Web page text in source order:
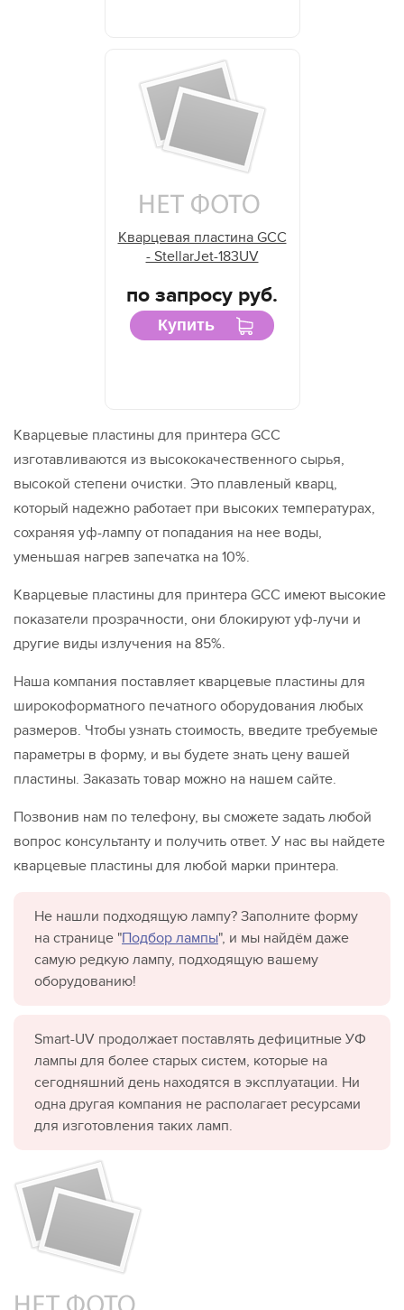
Кварцевая пластина GCC
- StellarJet-183UV
по запросу руб.
Купить
Кварцевые пластины для принтера GCC
изготавливаются из высококачественного сырья,
высокой степени очистки. Это плавленый кварц,
который надежно работает при высоких температурах,
сохраняя уф-лампу от попадания на нее воды,
уменьшая нагрев запечатка на 10%.
Кварцевые пластины для принтера GCC имеют высокие
показатели прозрачности, они блокируют уф-лучи и
другие виды излучения на 85%.
Наша компания поставляет кварцевые пластины для
широкоформатного печатного оборудования любых
размеров. Чтобы узнать стоимость, введите требуемые
параметры в форму, и вы будете знать цену вашей
пластины. Заказать товар можно на нашем сайте.
Позвонив нам по телефону, вы сможете задать любой
вопрос консультанту и получить ответ. У нас вы найдете
кварцевые пластины для любой марки принтера.
Не нашли подходящую лампу? Заполните форму
на странице "Подбор лампы", и мы найдём даже
самую редкую лампу, подходящую вашему
оборудованию!
Smart-UV продолжает поставлять дефицитные УФ
лампы для более старых систем, которые на
сегодняшний день находятся в эксплуатации. Ни
одна другая компания не располагает ресурсами
для изготовления таких ламп.